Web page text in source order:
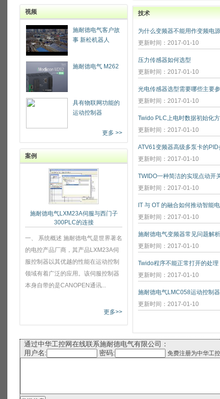
视频
施耐德电气客户故
事 新松机器人
施耐德电气 M262
具有物联网功能的
运动控制器
更多 >>
案例
施耐德电气LXM23A伺服与西门子
300PLC的连接
一、 系统概述 施耐德电气是世界著名
的电控产品厂商，其产品LXM23A伺
服控制器以其优越的性能在运动控制
领域有着广泛的应用。该伺服控制器
本身自带的是CANOPEN通讯...
更多>>
技术
为什么变频器不能用作变频电
更新时间：2017-01-10
压力传感器如何选型
更新时间：2017-01-10
光电传感器选型需要哪些主要
更新时间：2017-01-10
Twido PLC上电时数据初始化
更新时间：2017-01-10
ATV61变频器高级多泵卡的
更新时间：2017-01-10
TWIDO一种简洁的实现点动开
更新时间：2017-01-10
IT 与 OT 的融合如何推动智能
更新时间：2017-01-10
施耐德电气变频器常见问题解析
更新时间：2017-01-10
Twido程序不能正常打开的处理
更新时间：2017-01-10
施耐德电气LMC058运动控制
更新时间：2017-01-10
通过中华工控网在线联系施耐德电气有限公司：
用户名:
密码: 免费注册为中华工